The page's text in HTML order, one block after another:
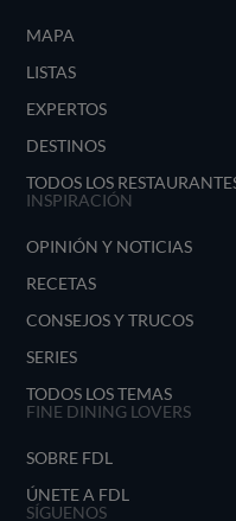
MAPA
LISTAS
EXPERTOS
DESTINOS
TODOS LOS
INSPIRACIÓN
OPINIÓN Y NOTICIAS
RECETAS
CONSEJOS Y TRUCOS
SERIES
TODOS LOS TEMAS
FINE DINING LOVERS
SOBRE FDL
ÚNETE A FDL
SÍGUENOS